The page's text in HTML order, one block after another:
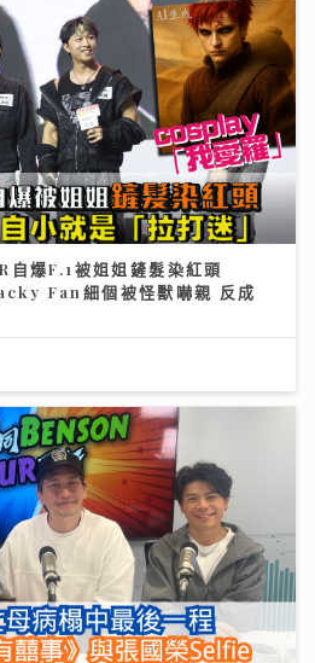
爆F.1被姐姐鏟髮染紅頭
Fan細個被怪獸嚇親 反成